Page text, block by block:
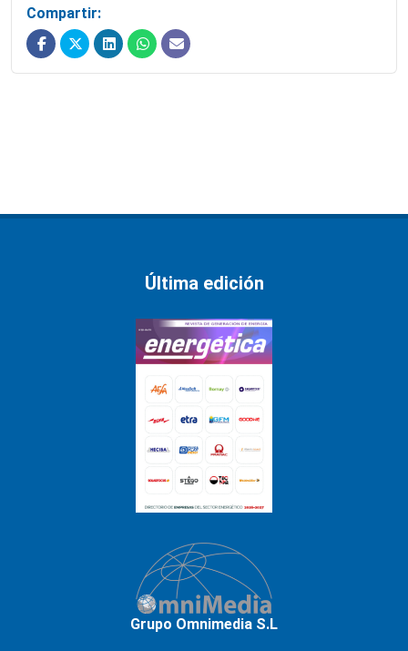
Compartir:
Última edición
Grupo Omnimedia S.L